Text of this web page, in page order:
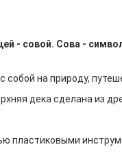
- совой. Сова -
собой на природу,
дека сделана из
пластиковыми